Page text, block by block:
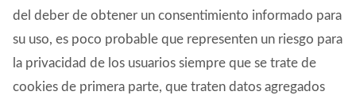
del deber de obtener un consentimiento informado para
su uso, es poco probable que representen un riesgo para
la privacidad de los usuarios siempre que se trate de
cookies de primera parte, que traten datos agregados